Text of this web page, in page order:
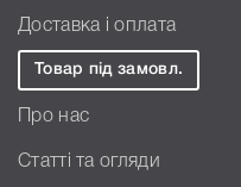
Доставка і оплата
Товар під замовл.
Про нас
Статті та огляди